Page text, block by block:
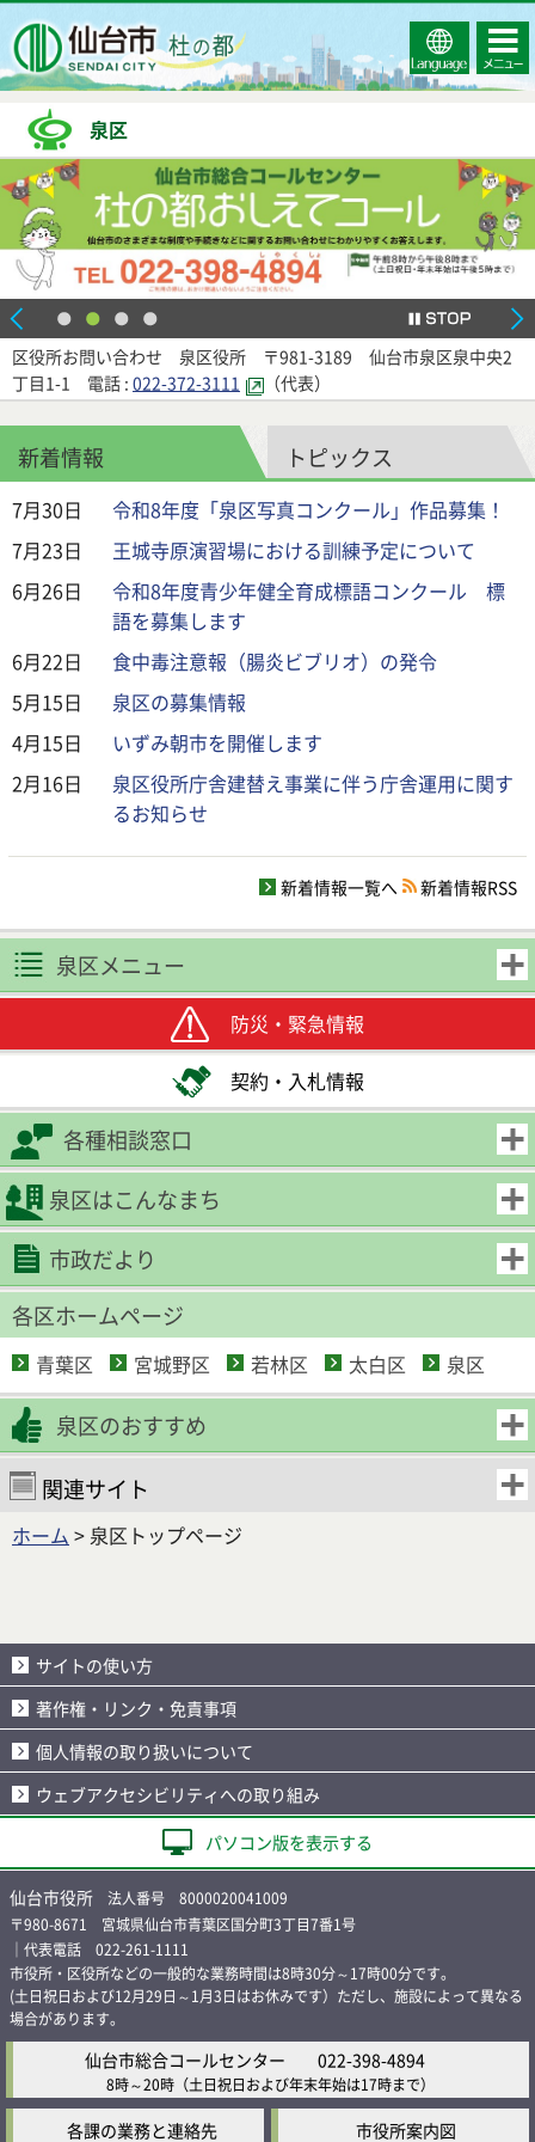
Select
Language
コンテ
ンツメ
ニュー
泉区
区役所お問い合わせ 泉区役所 〒981-3189 仙台市泉区泉中央2
丁目1-1 電話 : 022-372-3111 （代表）
新着情報
7月30日
令和8年度「泉区写真コンクール」作品募集！
7月23日
王城寺原演習場における訓練予定について
6月26日
令和8年度青少年健全育成標語コンクール 標
語を募集します
6月22日
食中毒注意報（腸炎ビブリオ）の発令
5月15日
泉区の募集情報
4月15日
いずみ朝市を開催します
2月16日
泉区役所庁舎建替え事業に伴う庁舎運用に関す
るお知らせ
新着情報一覧へ 新着情報RSS
トピックス
泉区メニュー
防災・緊急情報
契約・入札情報
各種相談窓口
泉区はこんなまち
市政だより
各区ホームページ
青葉区 宮城野区 若林区 太白区 泉区
泉区のおすすめ
関連サイト
ホーム > 泉区トップページ
サイトの使い方
著作権・リンク・免責事項
個人情報の取り扱いについて
ウェブアクセシビリティへの取り組み
パソコン版を表示する
仙台市役所 法人番号 8000020041009
〒980-8671 宮城県仙台市青葉区国分町3丁目7番1号
｜代表電話 022-261-1111
市役所・区役所などの一般的な業務時間は8時30分～17時00分です。
(土日祝日および12月29日～1月3日はお休みです）ただし、施設によって異なる
場合があります。
仙台市総合コールセンター 022-398-4894
8時～20時 （土日祝日および年末年始は17時まで）
各課の業務と連絡先 市役所案内図